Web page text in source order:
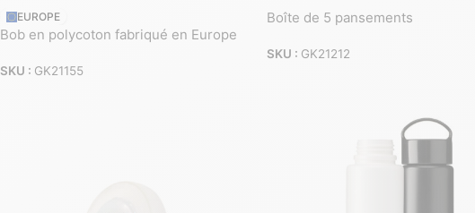
EUROPE
Bob en polycoton fabriqué en Europe
SKU : GK21155
Boîte de 5 pansements
SKU : GK21212